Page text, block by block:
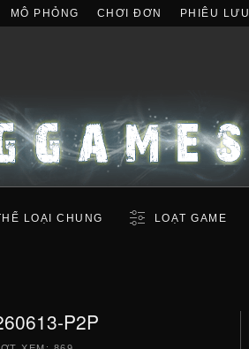
MÔ PHỎNG CHƠI ĐƠN PHIÊU LƯU
LOẠI CHUNG LOẠT GAME
P2P